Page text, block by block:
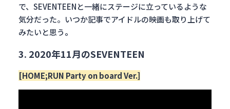
で、SEVENTEENと一緒にステージに立っているような
気分だった。いつか記事でアイドルの映画も取り上げて
みたいと思う。
3. 2020年11月のSEVENTEEN
[HOME;RUN Party on board Ver.]